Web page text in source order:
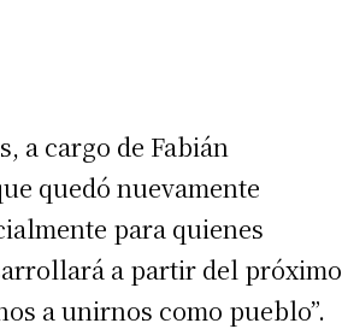
a cargo de Fabián
quedó nuevamente
para quienes
a partir del próximo
a unirnos como pueblo”.